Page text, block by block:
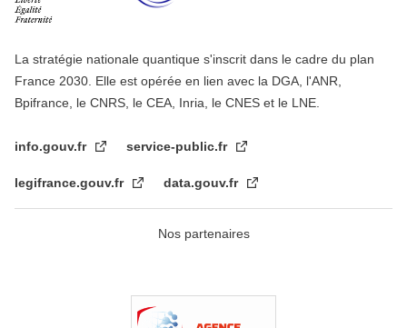
La stratégie nationale quantique s'inscrit dans le cadre du plan
France 2030. Elle est opérée en lien avec la DGA, l'ANR,
Bpifrance, le CNRS, le CEA, Inria, le CNES et le LNE.
info.gouv.fr service-public.fr
legifrance.gouv.fr data.gouv.fr
Nos partenaires